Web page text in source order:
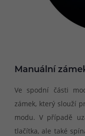
Manuální
Ve spodní části
zámek, který slouží
modu. V případě
tlačítka, ale také